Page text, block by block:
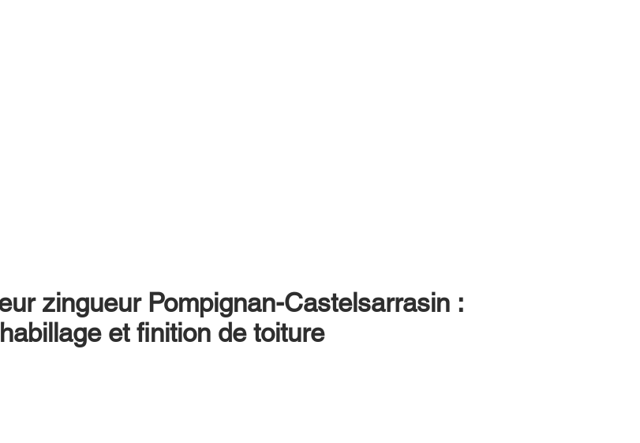
zingueur Pompignan-Castelsarrasin :
et finition de toiture